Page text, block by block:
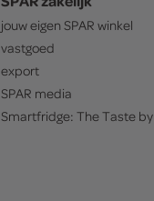
jouw eigen SPAR winkel
vastgoed
export
SPAR media
Smartfridge: The Taste by